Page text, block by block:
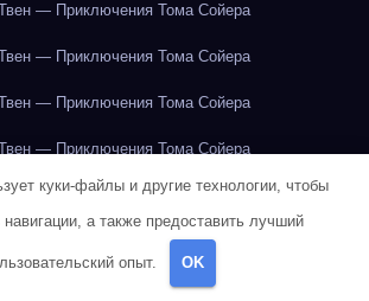
— Приключения Тома Сойера
— Приключения Тома Сойера
— Приключения Тома Сойера
— Приключения Тома Сойера
— Приключения Тома Сойера
— Приключения Тома Сойера
— Приключения Тома Сойера
куки-файлы и другие технологии, чтобы
а также предоставить лучший
опыт. OK